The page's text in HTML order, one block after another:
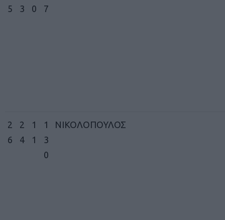
5
3
0
7
2
6
2
4
1
1
1
3
0
ΝΙΚΟΛΟΠΟΥΛΟΣ